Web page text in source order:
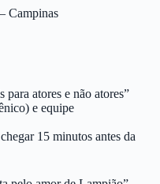
Campinas
atores e não atores”
e equipe
15 minutos antes da